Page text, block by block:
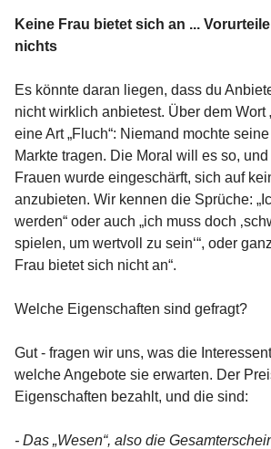
Keine Frau bietet sich an ...
nichts
Es könnte daran liegen, dass du
nicht wirklich anbietest. Über dem Wort
eine Art „Fluch“: Niemand mochte
Markte tragen. Die Moral will es so,
Frauen wurde eingeschärft, sich auf
anzubieten. Wir kennen die Sprüche:
werden“ oder auch „ich muss doch
spielen, um wertvoll zu sein‘“, oder
Frau bietet sich nicht an“.
Welche Eigenschaften sind gefragt?
Gut - fragen wir uns, was die
welche Angebote sie erwarten. Der
Eigenschaften bezahlt, und die sind:
- Das „Wesen“, also die